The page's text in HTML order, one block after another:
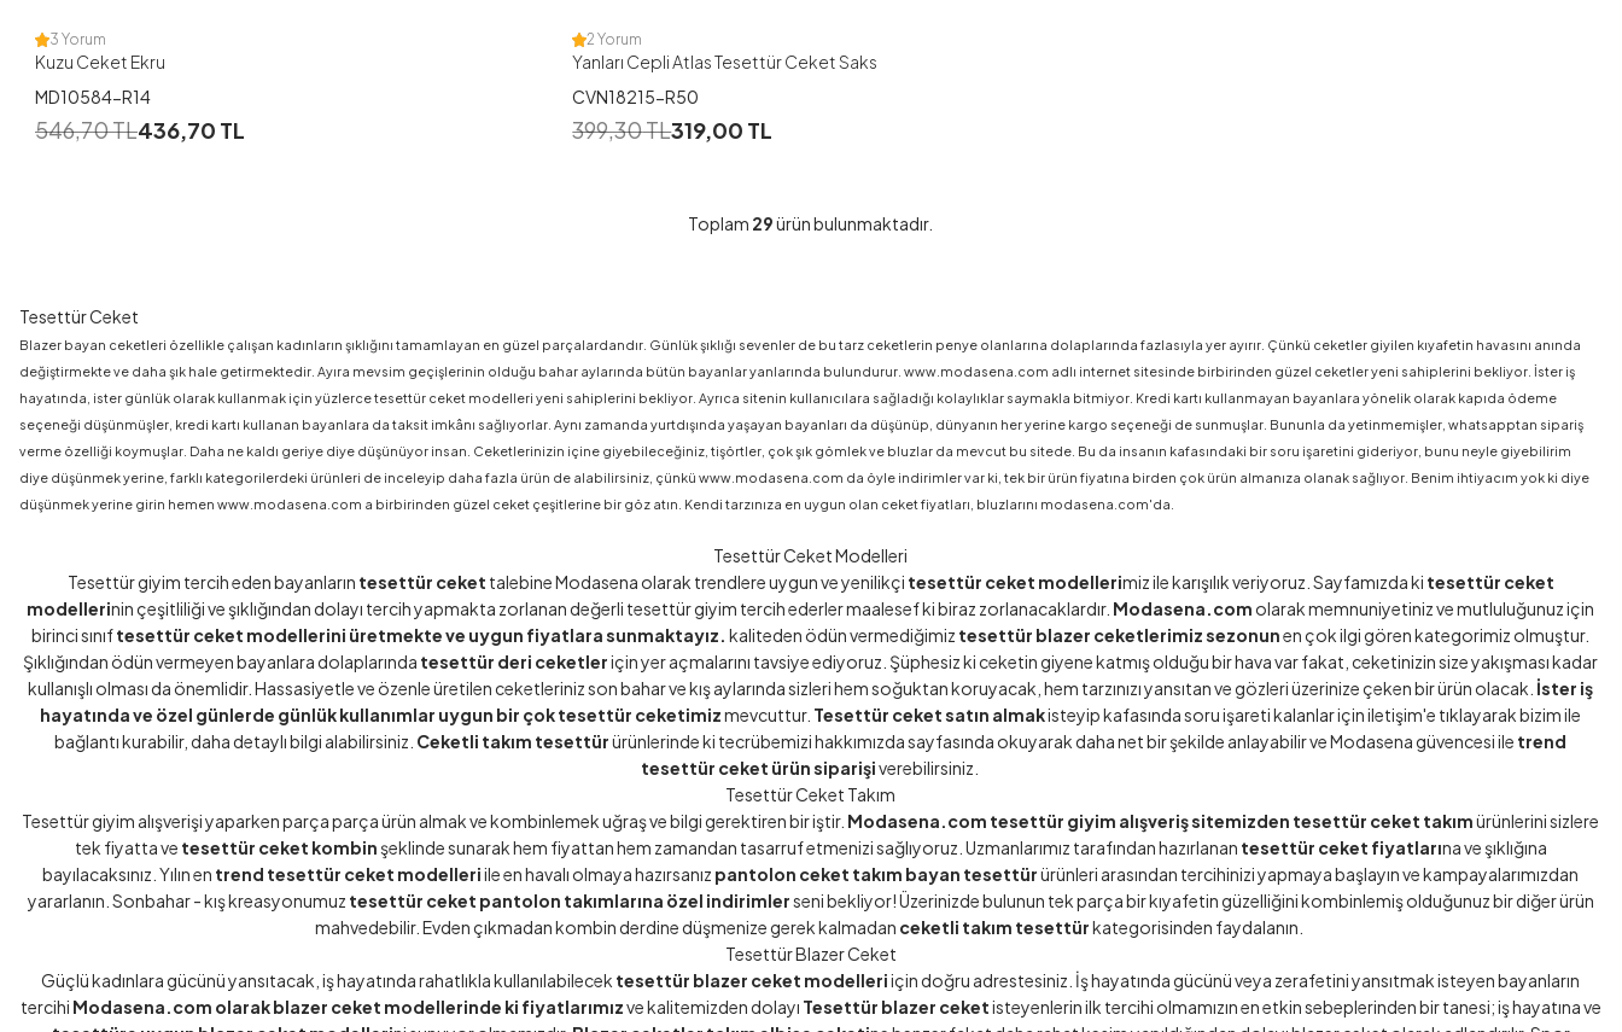
3 Yorum
Kuzu Ceket Ekru
MD10584-R14
546,70TL436,70 TL
2 Yorum
Yanları Cepli Atlas Tesettür Ceket Saks
CVN18215-R50
399,30TL319,00 TL
Toplam 29ürün bulunmaktadır.
Tesettür Ceket
Blazer bayan ceketleri özellikle çalışan kadınların şıklığını tamamlayan en güzel parçalardandır. Günlük şıklığı sevenler de bu tarz ceketlerin penye olanlarına dolaplarında fazlasıyla yer ayırır. Çünkü ceketler giyilen kıyafetin havasını anında
değiştirmekte ve daha şık hale getirmektedir. Ayıra mevsim geçişlerinin olduğu bahar aylarında bütün bayanlar yanlarında bulundurur. www.modasena.com adlı internet sitesinde birbirinden güzel ceketler yeni sahiplerini bekliyor. İster iş
hayatında, ister günlük olarak kullanmak için yüzlerce tesettür ceket modelleri yeni sahiplerini bekliyor. Ayrıca sitenin kullanıcılara sağladığı kolaylıklar saymakla bitmiyor. Kredi kartı kullanmayan bayanlara yönelik olarak kapıda ödeme
seçeneği düşünmüşler, kredi kartı kullanan bayanlara da taksit imkânı sağlıyorlar. Aynı zamanda yurtdışında yaşayan bayanları da düşünüp, dünyanın her yerine kargo seçeneği de sunmuşlar. Bununla da yetinmemişler, whatsapptan sipariş
verme özelliği koymuşlar. Daha ne kaldı geriye diye düşünüyor insan. Ceketlerinizin içine giyebileceğiniz, tişörtler, çok şık gömlek ve bluzlar da mevcut bu sitede. Bu da insanın kafasındaki bir soru işaretini gideriyor, bunu neyle giyebilirim
diye düşünmek yerine, farklı kategorilerdeki ürünleri de inceleyip daha fazla ürün de alabilirsiniz, çünkü www.modasena.com da öyle indirimler var ki, tek bir ürün fiyatına birden çok ürün almanıza olanak sağlıyor. Benim ihtiyacım yok ki diye
düşünmek yerine girin hemen www.modasena.com a birbirinden güzel ceket çeşitlerine bir göz atın. Kendi tarzınıza en uygun olan ceket fiyatları, bluzlarını modasena.com'da.
Tesettür Ceket Modelleri
Tesettür giyim tercih eden bayanların tesettür ceket talebine Modasena olarak trendlere uygun ve yenilikçi tesettür ceket modellerimiz ile karışılık veriyoruz. Sayfamızda ki tesettür ceket
modellerinin çeşitliliği ve şıklığından dolayı tercih yapmakta zorlanan değerli tesettür giyim tercih ederler maalesef ki biraz zorlanacaklardır. Modasena.com olarak memnuniyetiniz ve mutluluğunuz için
birinci sınıftesettür ceket modellerini üretmekte ve uygun fiyatlara sunmaktayız. kaliteden ödün vermediğimiz tesettür blazer ceketlerimiz sezonunen çok ilgi gören kategorimiz olmuştur.
Şıklığından ödün vermeyen bayanlara dolaplarında tesettür deri ceketleriçin yer açmalarını tavsiye ediyoruz. Şüphesiz ki ceketin giyene katmış olduğu bir hava var fakat, ceketinizin size yakışması kadar
kullanışlı olması da önemlidir. Hassasiyetle ve özenle üretilen ceketleriniz son bahar ve kış aylarında sizleri hem soğuktan koruyacak, hem tarzınızı yansıtan ve gözleri üzerinize çeken bir ürün olacak. İster iş
hayatında ve özel günlerde günlük kullanımlar uygun bir çok tesettür ceketimizmevcuttur. Tesettür ceket satın almakisteyip kafasında soru işareti kalanlar içiniletişim'e tıklayarak bizim ile
bağlantı kurabilir, daha detaylı bilgi alabilirsiniz. Ceketli takım tesettürürünlerinde ki tecrübemizihakkımızdasayfasında okuyarak daha net bir şekilde anlayabilir ve Modasena güvencesi ile trend
tesettür ceket ürün siparişiverebilirsiniz.
Tesettür Ceket Takım
Tesettür giyim alışverişi yaparken parça parça ürün almak ve kombinlemek uğraş ve bilgi gerektiren bir iştir. Modasena.com tesettür giyim alışveriş sitemizden tesettür ceket takımürünlerini sizlere
tek fiyatta ve tesettür ceket kombinşeklinde sunarak hem fiyattan hem zamandan tasarruf etmenizi sağlıyoruz. Uzmanlarımız tarafından hazırlanan tesettür ceket fiyatlarına ve şıklığına
bayılacaksınız. Yılın en trend tesettür ceket modelleriile en havalı olmaya hazırsanız pantolon ceket takım bayan tesettürürünleri arasından tercihinizi yapmaya başlayın ve kampayalarımızdan
yararlanın. Sonbahar - kış kreasyonumuz tesettür ceket pantolon takımlarına özel indirimlerseni bekliyor! Üzerinizde bulunun tek parça bir kıyafetin güzelliğini kombinlemiş olduğunuz bir diğer ürün
mahvedebilir. Evden çıkmadan kombin derdine düşmenize gerek kalmadan ceketli takım tesettürkategorisinden faydalanın.
Tesettür Blazer Ceket
Güçlü kadınlara gücünü yansıtacak, iş hayatında rahatlıkla kullanılabilecek tesettür blazer ceket modelleriiçin doğru adrestesiniz. İş hayatında gücünü veya zerafetini yansıtmak isteyen bayanların
tercihi Modasena.com olarak blazer ceket modellerinde ki fiyatlarımızve kalitemizden dolayı Tesettür blazer ceketisteyenlerin ilk tercihi olmamızın en etkin sebeplerinden bir tanesi; iş hayatına ve